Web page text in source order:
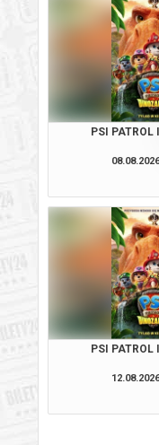
PSI PATROL
PSI PATROL